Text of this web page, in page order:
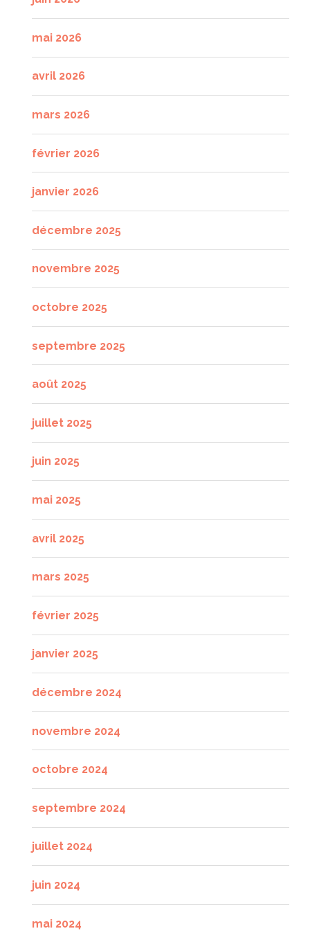
mai 2026
avril 2026
mars 2026
février 2026
janvier 2026
décembre 2025
novembre 2025
octobre 2025
septembre 2025
août 2025
juillet 2025
juin 2025
mai 2025
avril 2025
mars 2025
février 2025
janvier 2025
décembre 2024
novembre 2024
octobre 2024
septembre 2024
juillet 2024
juin 2024
mai 2024